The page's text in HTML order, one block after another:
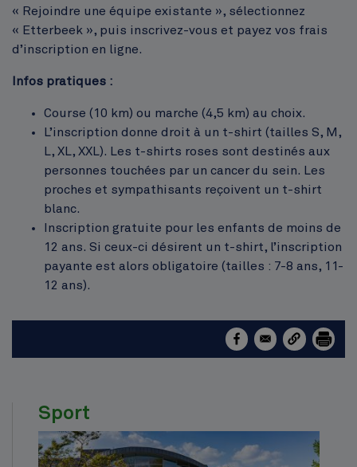
« Rejoindre une équipe existante », sélectionnez
« Etterbeek », puis inscrivez-vous et payez vos frais
d’inscription en ligne.
Infos pratiques :
Course (10 km) ou marche (4,5 km) au choix.
L’inscription donne droit à un t-shirt (tailles S, M,
L, XL, XXL). Les t-shirts roses sont destinés aux
personnes touchées par un cancer du sein. Les
proches et sympathisants reçoivent un t-shirt
blanc.
Inscription gratuite pour les enfants de moins de
12 ans. Si ceux-ci désirent un t-shirt, l’inscription
payante est alors obligatoire (tailles : 7-8 ans, 11-
12 ans).
Sport